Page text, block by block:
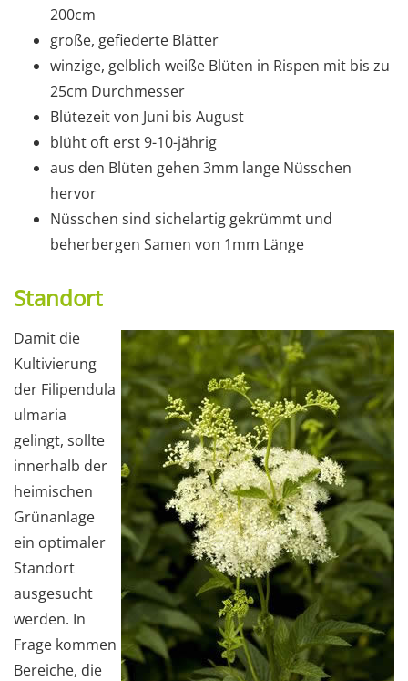
200cm
große, gefiederte Blätter
winzige, gelblich weiße Blüten in Rispen mit bis zu
25cm Durchmesser
Blütezeit von Juni bis August
blüht oft erst 9-10-jährig
aus den Blüten gehen 3mm lange Nüsschen
hervor
Nüsschen sind sichelartig gekrümmt und
beherbergen Samen von 1mm Länge
Standort
Damit die
Kultivierung
der Filipendula
ulmaria
gelingt, sollte
innerhalb der
heimischen
Grünanlage
ein optimaler
Standort
ausgesucht
werden. In
Frage kommen
Bereiche, die